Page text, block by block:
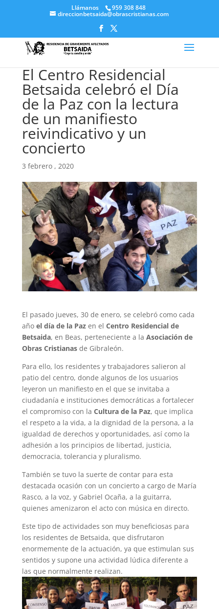
Llámanos 959 308 848
direccionbetsaida@obrascristianas.com
El Centro Residencial
Betsaida celebró el Día
de la Paz con la lectura
de un manifiesto
reivindicativo y un
concierto
3 febrero , 2020
El pasado jueves, 30 de enero, se celebró como cada
año el día de la Pazen el Centro Residencial de
Betsaida, en Beas, perteneciente a la Asociación de
Obras Cristianasde Gibraleón.
Para ello, los residentes y trabajadores salieron al
patio del centro, donde algunos de los usuarios
leyeron un manifiesto en el que se invitaba a
ciudadanía e instituciones democráticas a fortalecer
el compromiso con la Cultura de la Paz, que implica
el respeto a la vida, a la dignidad de la persona, a la
igualdad de derechos y oportunidades, así como la
adhesión a los principios de libertad, justicia,
democracia, tolerancia y pluralismo.
También se tuvo la suerte de contar para esta
destacada ocasión con un concierto a cargo de María
Rasco, a la voz, y Gabriel Ocaña, a la guitarra,
quienes amenizaron el acto con música en directo.
Este tipo de actividades son muy beneficiosas para
los residentes de Betsaida, que disfrutaron
enormemente de la actuación, ya que estimulan sus
sentidos y supone una actividad lúdica diferente a
las que normalmente realizan.